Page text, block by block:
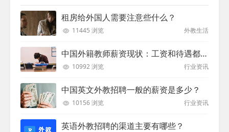
租房给外国人需要注意些什么？
11445 浏览 外教生活
中国外籍教师薪资现状：工资和待遇都非常高
10992 浏览 行业资讯
中国英文外教招聘一般的薪资是多少？
10156 浏览 行业资讯
英语外教招聘的渠道主要有哪些？